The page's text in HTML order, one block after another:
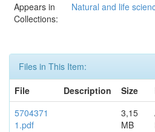
Appears in
Collections:
Natural and life
Files in This Item:
File
Description Size
5704371
1.pdf
3,15
MB